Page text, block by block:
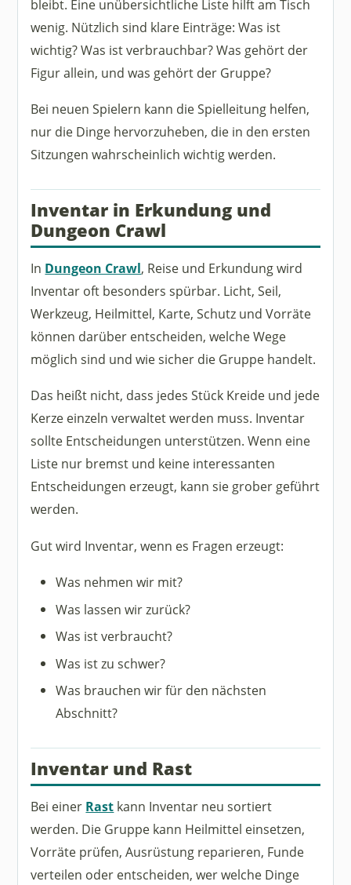
bleibt. Eine unübersichtliche Liste hilft am Tisch
wenig. Nützlich sind klare Einträge: Was ist
wichtig? Was ist verbrauchbar? Was gehört der
Figur allein, und was gehört der Gruppe?
Bei neuen Spielern kann die Spielleitung helfen,
nur die Dinge hervorzuheben, die in den ersten
Sitzungen wahrscheinlich wichtig werden.
Inventar in Erkundung und
Dungeon Crawl
In Dungeon Crawl, Reise und Erkundung wird
Inventar oft besonders spürbar. Licht, Seil,
Werkzeug, Heilmittel, Karte, Schutz und Vorräte
können darüber entscheiden, welche Wege
möglich sind und wie sicher die Gruppe handelt.
Das heißt nicht, dass jedes Stück Kreide und jede
Kerze einzeln verwaltet werden muss. Inventar
sollte Entscheidungen unterstützen. Wenn eine
Liste nur bremst und keine interessanten
Entscheidungen erzeugt, kann sie grober geführt
werden.
Gut wird Inventar, wenn es Fragen erzeugt:
Was nehmen wir mit?
Was lassen wir zurück?
Was ist verbraucht?
Was ist zu schwer?
Was brauchen wir für den nächsten
Abschnitt?
Inventar und Rast
Bei einer Rast kann Inventar neu sortiert
werden. Die Gruppe kann Heilmittel einsetzen,
Vorräte prüfen, Ausrüstung reparieren, Funde
verteilen oder entscheiden, wer welche Dinge